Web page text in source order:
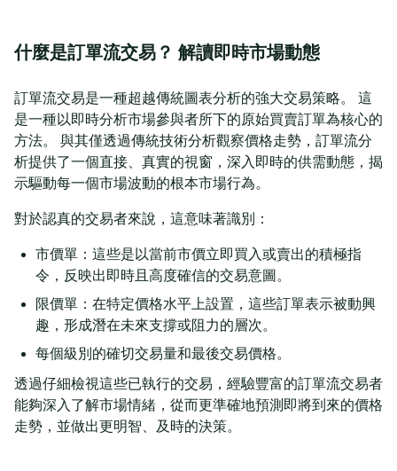
什麼是訂單流交易？ 解讀即時市場動態
訂單流交易是一種超越傳統圖表分析的強大交易策略。 這
是一種以即時分析市場參與者所下的原始買賣訂單為核心的
方法。 與其僅透過傳統技術分析觀察價格走勢，訂單流分
析提供了一個直接、真實的視窗，深入即時的供需動態，揭
示驅動每一個市場波動的根本市場行為。
對於認真的交易者來說，這意味著識別：
市價單：這些是以當前市價立即買入或賣出的積極指
令，反映出即時且高度確信的交易意圖。
限價單：在特定價格水平上設置，這些訂單表示被動興
趣，形成潛在未來支撐或阻力的層次。
每個級別的確切交易量和最後交易價格。
透過仔細檢視這些已執行的交易，經驗豐富的訂單流交易者
能夠深入了解市場情緒，從而更準確地預測即將到來的價格
走勢，並做出更明智、及時的決策。